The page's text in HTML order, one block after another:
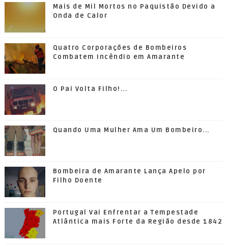
Mais de Mil Mortos no Paquistão Devido a
Onda de Calor
Quatro Corporações de Bombeiros
Combatem Incêndio em Amarante
O Pai Volta Filho!...
Quando Uma Mulher Ama Um Bombeiro...
Bombeira de Amarante Lança Apelo por
Filho Doente
Portugal Vai Enfrentar a Tempestade
Atlântica mais Forte da Região desde 1842